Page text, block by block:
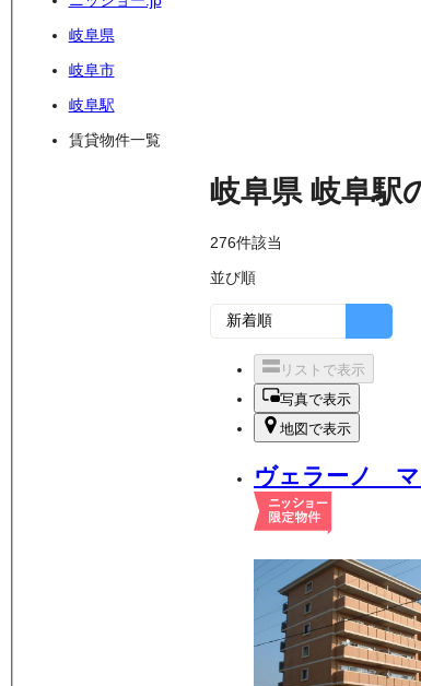
岐阜県
岐阜市
岐阜駅
賃貸物件一覧
岐阜県 岐阜駅
276件該当
並び順
リストで表示
写真で表示
地図で表示
ヴェラーノ マ